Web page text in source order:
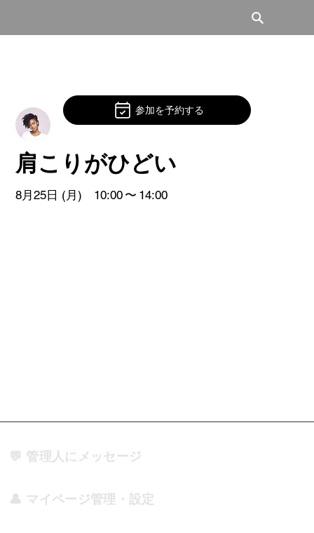
肩こりがひどい
8月25日 (月) 10:00 〜 14:00
参加を予約する
💬 管理人にメッセージ
👤 マイページ管理・設定